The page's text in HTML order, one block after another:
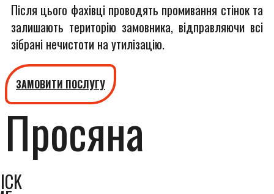
Після цього фахівці проводять промивання стінок та
залишають територію замовника, відправляючи всі
зібрані нечистоти на утилізацію.
ЗАМОВИТИ ПОСЛУГУ
Просяна